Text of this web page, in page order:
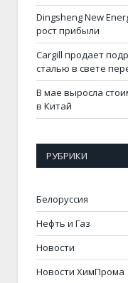
Dingsheng New
рост прибыли
Cargill продает
сталью в свете
В мае выросла
в Китай
РУБРИКИ
Белоруссия
Нефть и Газ
Новости
Новости ХимПрома